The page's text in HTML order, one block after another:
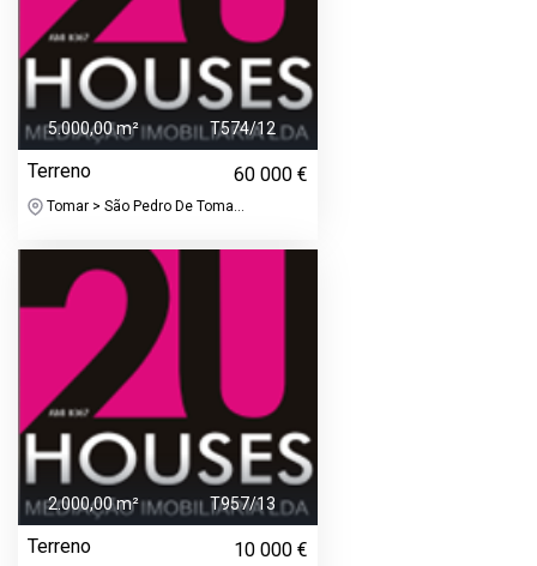
5.000,00 m² T574/12
Terreno 60 000 €
Tomar > São Pedro De Toma...
2.000,00 m² T957/13
Terreno 10 000 €